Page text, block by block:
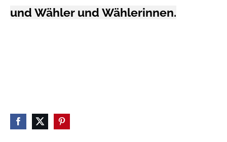
und Wähler und Wählerinnen.